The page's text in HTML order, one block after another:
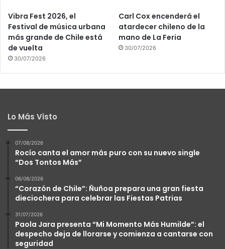
Vibra Fest 2026, el
Festival de música urbana
más grande de Chile está
de vuelta
30/07/2026
Carl Cox encenderá el
atardecer chileno de la
mano de La Feria
30/07/2026
Lo Más Visto
07/08/2026
Rocío canta el amor más puro con su nuevo single
“Dos Tontos Más”
06/08/2026
“Corazón de Chile”: Ñuñoa prepara una gran fiesta
dieciochera para celebrar las Fiestas Patrias
31/07/2026
Paola Jara presenta “Mi Momento Más Humilde”: el
despecho deja de llorarse y comienza a cantarse con
seguridad